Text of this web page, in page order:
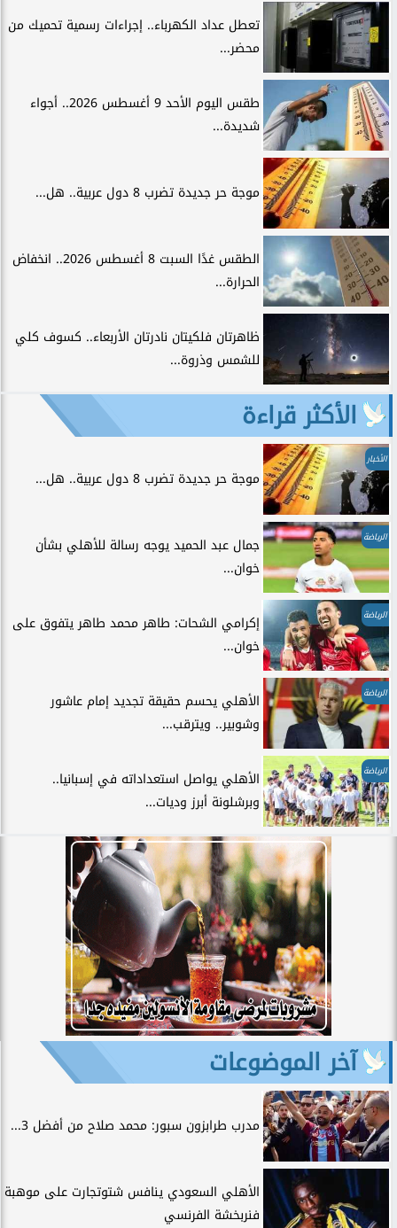
تعطل عداد الكهرباء.. إجراءات رسمية تحميك من
محضر...
طقس اليوم الأحد 9 أغسطس 2026.. أجواء
شديدة...
موجة حر جديدة تضرب 8 دول عربية.. هل...
الطقس غدًا السبت 8 أغسطس 2026.. انخفاض
الحرارة...
ظاهرتان فلكيتان نادرتان الأربعاء.. كسوف كلي
للشمس وذروة...
الأكثر قراءة
الأخبار
موجة حر جديدة تضرب 8 دول عربية.. هل...
الرياضة
جمال عبد الحميد يوجه رسالة للأهلي بشأن
خوان...
الرياضة
إكرامي الشحات: طاهر محمد طاهر يتفوق على
خوان...
الرياضة
الأهلي يحسم حقيقة تجديد إمام عاشور
وشوبير.. ويترقب...
الرياضة
الأهلي يواصل استعداداته في إسبانيا..
وبرشلونة أبرز وديات...
آخر الموضوعات
مدرب طرابزون سبور: محمد صلاح من أفضل 3...
الأهلي السعودي ينافس شتوتجارت على موهبة
فنربخشة الفرنسي